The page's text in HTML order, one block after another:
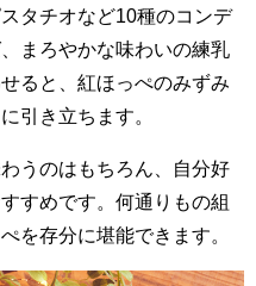
タチオなど10種のコンデ
まろやかな味わいの練乳
ると、紅ほっぺのみずみ
引き立ちます。
うのはもちろん、自分好
すめです。何通りもの組
を存分に堪能できます。